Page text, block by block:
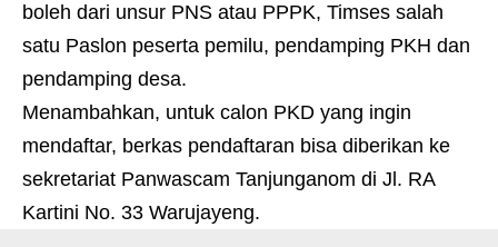
boleh dari unsur PNS atau PPPK, Timses salah
satu Paslon peserta pemilu, pendamping PKH dan
pendamping desa.
Menambahkan, untuk calon PKD yang ingin
mendaftar, berkas pendaftaran bisa diberikan ke
sekretariat Panwascam Tanjunganom di Jl. RA
Kartini No. 33 Warujayeng.